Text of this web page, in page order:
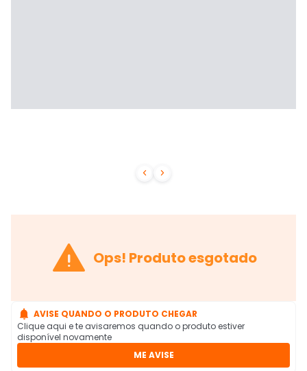
 
 Ops! Produto esgotado
 AVISE QUANDO O PRODUTO CHEGAR
Clique aqui e te avisaremos quando o produto estiver
disponível novamente
ME AVISE